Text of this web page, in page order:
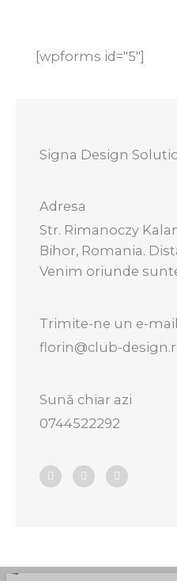
[wpforms id="5"]
Signa Design
Adresa
Str. Rimanoczy
Bihor, Romania.
Venim oriunde
Trimite-ne un e-mail
florin@club-
Sunǎ chiar azi
0744522292
F
a
c
f
L
i
n
i
H
o
u